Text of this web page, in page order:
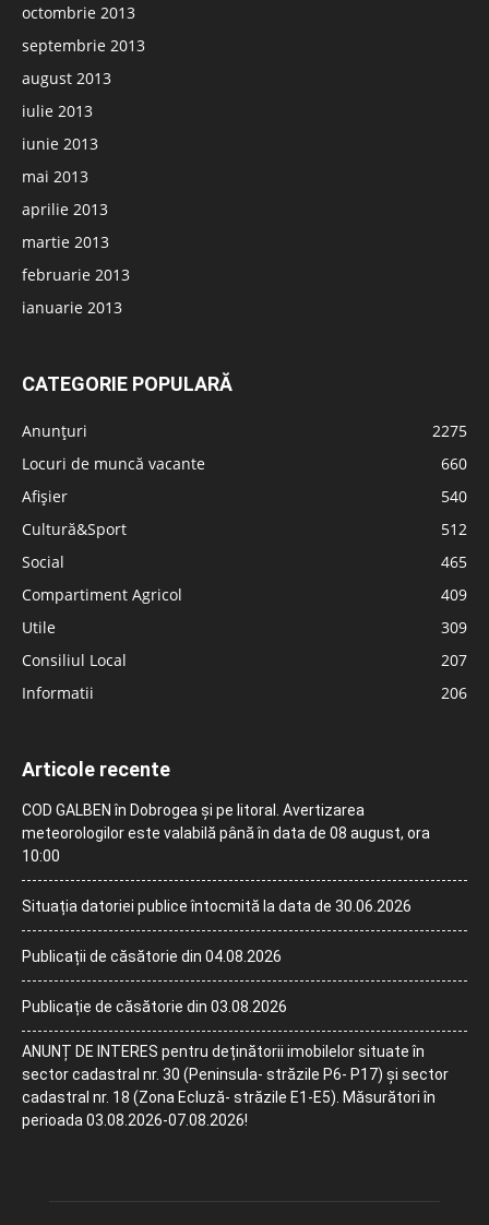
octombrie 2013
septembrie 2013
august 2013
iulie 2013
iunie 2013
mai 2013
aprilie 2013
martie 2013
februarie 2013
ianuarie 2013
CATEGORIE POPULARĂ
Anunțuri
2275
Locuri de muncă vacante
660
Afișier
540
Cultură&Sport
512
Social
465
Compartiment Agricol
409
Utile
309
Consiliul Local
207
Informatii
206
Articole recente
COD GALBEN în Dobrogea și pe litoral. Avertizarea
meteorologilor este valabilă până în data de 08 august, ora
10:00
Situația datoriei publice întocmită la data de 30.06.2026
Publicații de căsătorie din 04.08.2026
Publicație de căsătorie din 03.08.2026
ANUNȚ DE INTERES pentru deținătorii imobilelor situate în
sector cadastral nr. 30 (Peninsula- străzile P6- P17) și sector
cadastral nr. 18 (Zona Ecluză- străzile E1-E5). Măsurători în
perioada 03.08.2026-07.08.2026!